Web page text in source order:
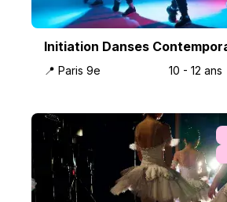
Initiation Danses
📍 Paris 9e 10 - 12 ans